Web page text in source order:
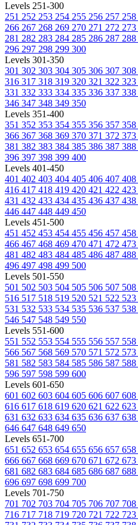
Levels 251-300
251 252 253 254 255 256 257 258
266 267 268 269 270 271 272 273
281 282 283 284 285 286 287 288
296 297 298 299 300
Levels 301-350
301 302 303 304 305 306 307 308
316 317 318 319 320 321 322 323
331 332 333 334 335 336 337 338
346 347 348 349 350
Levels 351-400
351 352 353 354 355 356 357 358
366 367 368 369 370 371 372 373
381 382 383 384 385 386 387 388
396 397 398 399 400
Levels 401-450
401 402 403 404 405 406 407 408
416 417 418 419 420 421 422 423
431 432 433 434 435 436 437 438
446 447 448 449 450
Levels 451-500
451 452 453 454 455 456 457 458
466 467 468 469 470 471 472 473
481 482 483 484 485 486 487 488
496 497 498 499 500
Levels 501-550
501 502 503 504 505 506 507 508
516 517 518 519 520 521 522 523
531 532 533 534 535 536 537 538
546 547 548 549 550
Levels 551-600
551 552 553 554 555 556 557 558
566 567 568 569 570 571 572 573
581 582 583 584 585 586 587 588
596 597 598 599 600
Levels 601-650
601 602 603 604 605 606 607 608
616 617 618 619 620 621 622 623
631 632 633 634 635 636 637 638
646 647 648 649 650
Levels 651-700
651 652 653 654 655 656 657 658
666 667 668 669 670 671 672 673
681 682 683 684 685 686 687 688
696 697 698 699 700
Levels 701-750
701 702 703 704 705 706 707 708
716 717 718 719 720 721 722 723